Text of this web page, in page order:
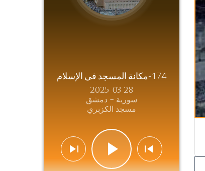
174-مكانة المسجد في الإسلام
2025-03-28
سورية - دمشق
مسجد الكزبري